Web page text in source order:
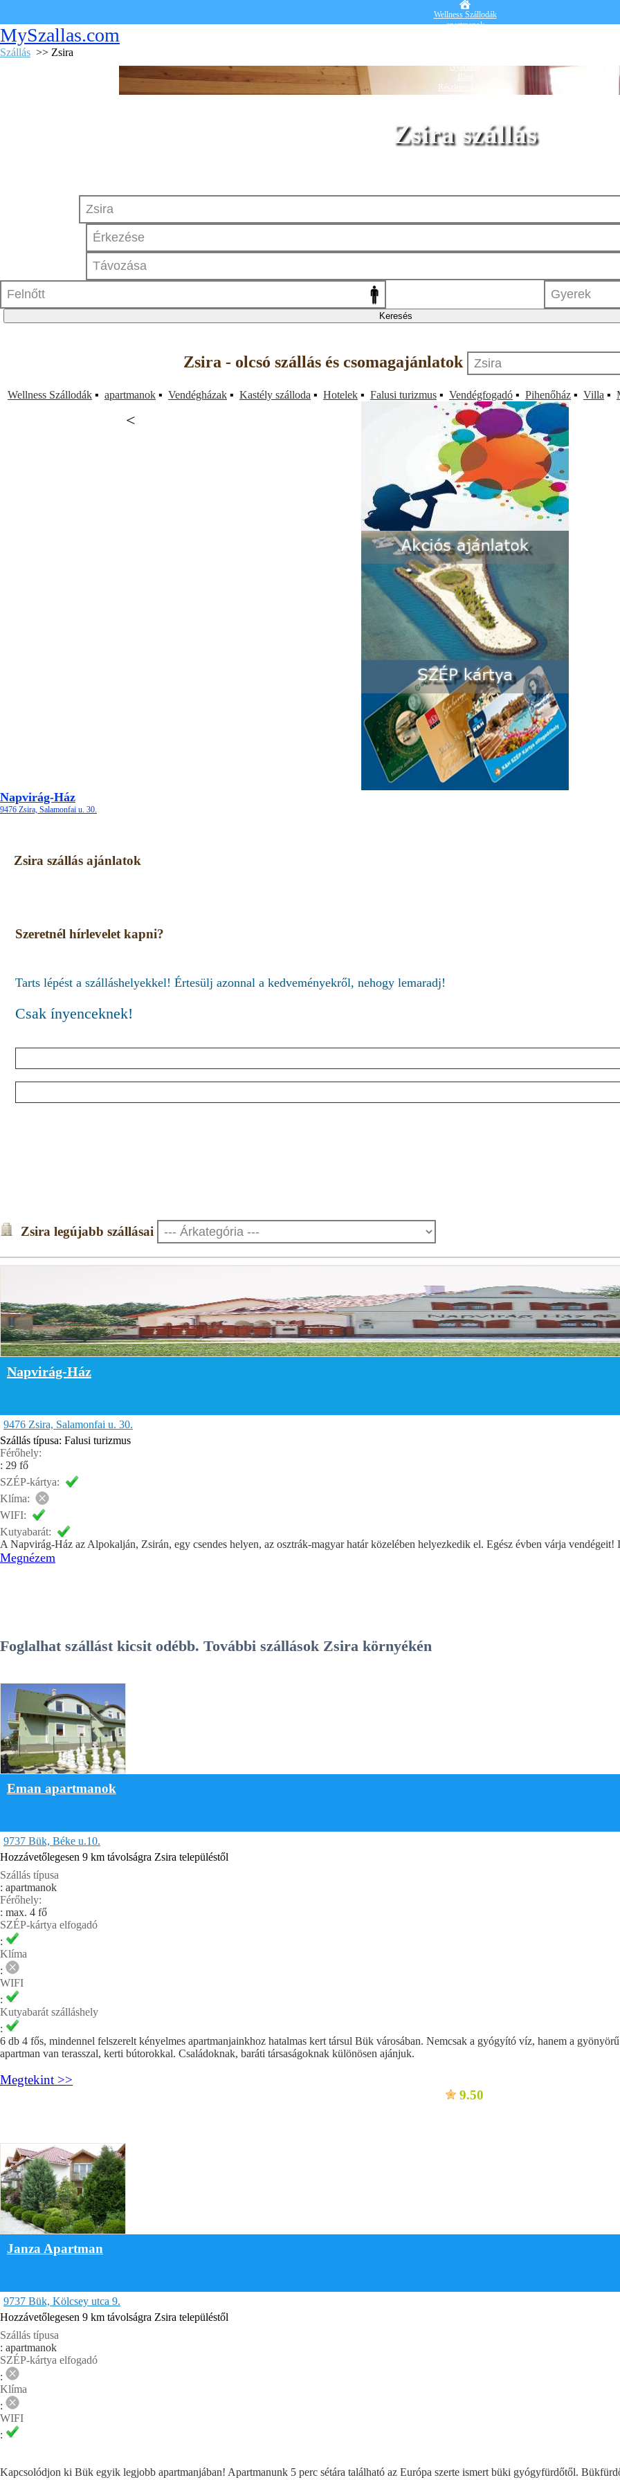
Wellness Szállodák
apartmanok
Nyaralók
Részletes kereső
MySzallas.com
Szállás >> Zsira
Zsira szállás
<
Zsira - olcsó szállás és csomagajánlatok
Wellness Szállodák ▪ apartmanok ▪ Vendégházak ▪ Kastély szálloda ▪ Hotelek ▪ Falusi turizmus ▪ Vendégfogadó ▪ Pihenőház ▪ Villa ▪
Napvirág-Ház
9476 Zsira, Salamonfai u. 30.
Zsira szállás ajánlatok
Szeretnél hírlevelet kapni?
Tarts lépést a szálláshelyekkel! Értesülj azonnal a kedveményekről, nehogy lemaradj!
Csak ínyenceknek!
Zsira legújabb szállásai
Napvirág-Ház
9476 Zsira, Salamonfai u. 30.
Szállás típusa: Falusi turizmus
Férőhely:
: 29 fő
SZÉP-kártya:
Klíma:
WIFI:
Kutyabarát:
A Napvirág-Ház az Alpokalján, Zsirán, egy csendes helyen, az osztrák-magyar határ közelében helyezkedik el. Egész évben várja vendégeit!
Megnézem
Foglalhat szállást kicsit odébb. További szállások Zsira környékén
Eman apartmanok
9737 Bük, Béke u.10.
Hozzávetőlegesen 9 km távolságra Zsira településtől
Szállás típusa
: apartmanok
Férőhely:
: max. 4 fő
SZÉP-kártya elfogadó
:
Klíma
:
WIFI
:
Kutyabarát szálláshely
:
6 db 4 fős, mindennel felszerelt kényelmes apartmanjainkhoz hatalmas kert társul Bük városában. Nemcsak a gyógyító víz, hanem a
apartman van terasszal, kerti bútorokkal. Családoknak, baráti társaságoknak különösen ajánjuk.
Megtekint >>
9.50
Janza Apartman
9737 Bük, Kölcsey utca 9.
Hozzávetőlegesen 9 km távolságra Zsira településtől
Szállás típusa
: apartmanok
SZÉP-kártya elfogadó
:
Klíma
:
WIFI
:
Kapcsolódjon ki Bük egyik legjobb apartmanjában! Apartmanunk 5 perc sétára található az Európa szerte ismert büki gyógyfürdőtől.